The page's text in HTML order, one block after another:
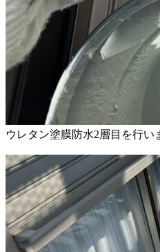
ウレタン塗膜防水2層目を行い